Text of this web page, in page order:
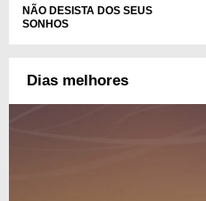
NÃO DESISTA DOS SEUS
SONHOS
Dias melhores